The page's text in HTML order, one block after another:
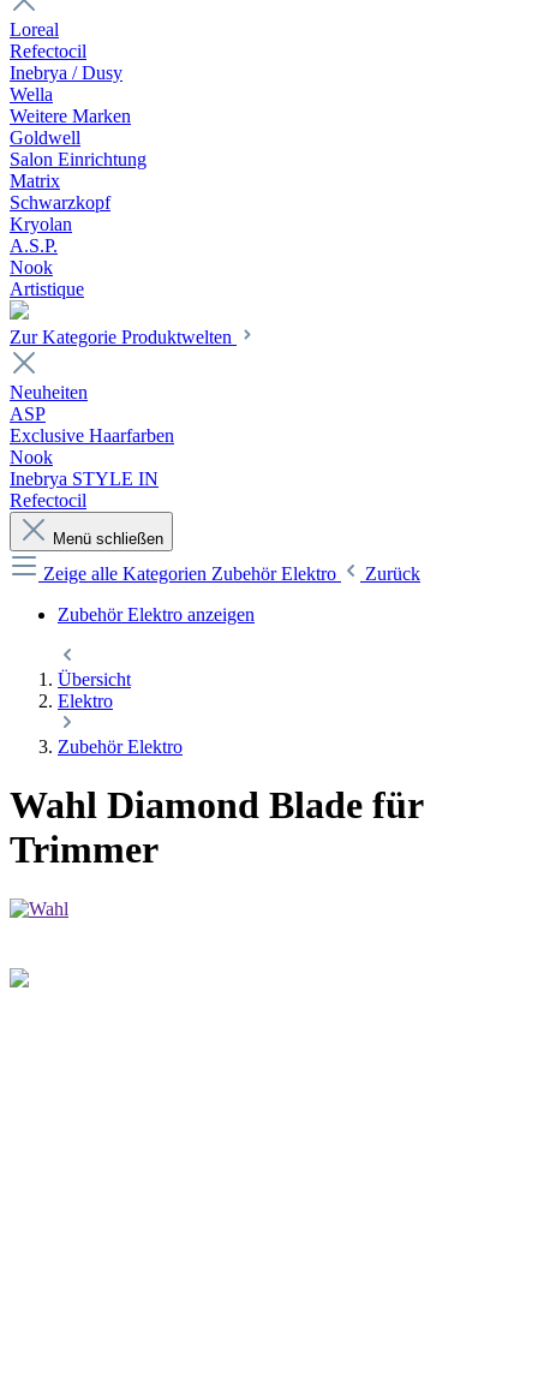
Loreal
Refectocil
Inebrya / Dusy
Wella
Weitere Marken
Goldwell
Salon Einrichtung
Matrix
Schwarzkopf
Kryolan
A.S.P.
Nook
Artistique
Zur Kategorie Produktwelten
Neuheiten
ASP
Exclusive Haarfarben
Nook
Inebrya STYLE IN
Refectocil
Menü schließen
Zeige alle Kategorien Zubehör Elektro
Zurück
Zubehör Elektro anzeigen
Übersicht
Elektro
Zubehör Elektro
Wahl Diamond Blade für
Trimmer